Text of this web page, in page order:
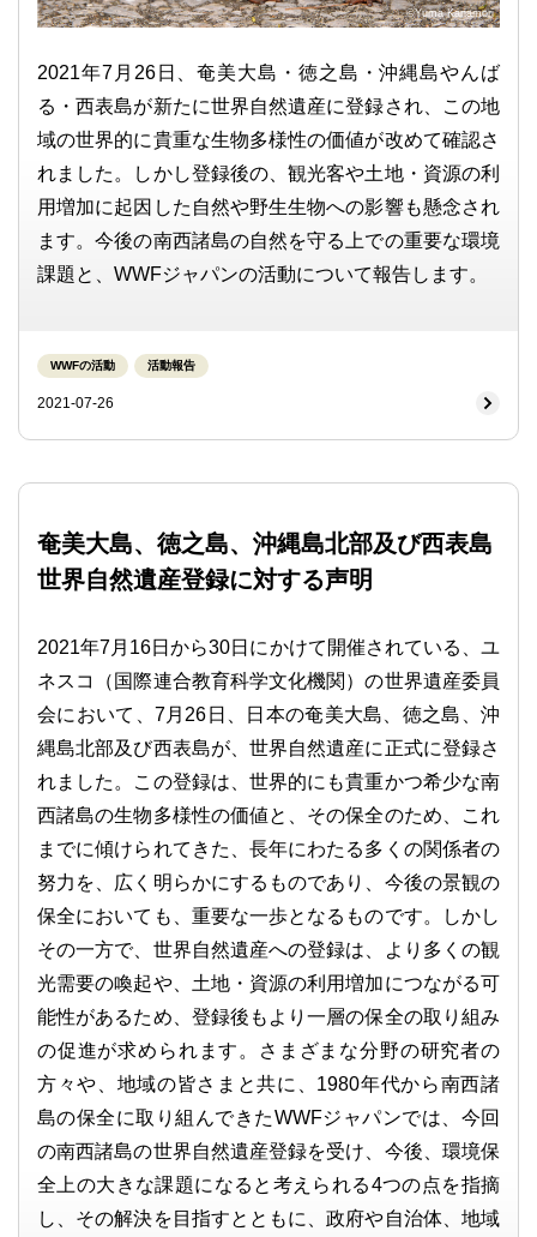
©Yuma Kanamori
2021年7月26日、奄美大島・徳之島・沖縄島やんば
る・西表島が新たに世界自然遺産に登録され、この地
域の世界的に貴重な生物多様性の価値が改めて確認さ
れました。しかし登録後の、観光客や土地・資源の利
用増加に起因した自然や野生生物への影響も懸念され
ます。今後の南西諸島の自然を守る上での重要な環境
課題と、WWFジャパンの活動について報告します。
WWFの活動 活動報告
2021-07-26
奄美大島、徳之島、沖縄島北部及び西表島
世界自然遺産登録に対する声明
2021年7月16日から30日にかけて開催されている、ユ
ネスコ（国際連合教育科学文化機関）の世界遺産委員
会において、7月26日、日本の奄美大島、徳之島、沖
縄島北部及び西表島が、世界自然遺産に正式に登録さ
れました。この登録は、世界的にも貴重かつ希少な南
西諸島の生物多様性の価値と、その保全のため、これ
までに傾けられてきた、長年にわたる多くの関係者の
努力を、広く明らかにするものであり、今後の景観の
保全においても、重要な一歩となるものです。しかし
その一方で、世界自然遺産への登録は、より多くの観
光需要の喚起や、土地・資源の利用増加につながる可
能性があるため、登録後もより一層の保全の取り組み
の促進が求められます。さまざまな分野の研究者の
方々や、地域の皆さまと共に、1980年代から南西諸
島の保全に取り組んできたWWFジャパンでは、今回
の南西諸島の世界自然遺産登録を受け、今後、環境保
全上の大きな課題になると考えられる4つの点を指摘
し、その解決を目指すとともに、政府や自治体、地域